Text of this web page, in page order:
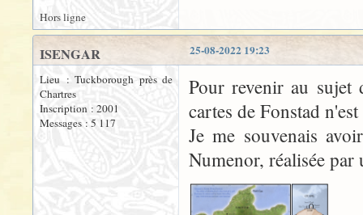
Hors ligne
25-08-2022 19:23
ISENGAR
Lieu : Tuckborough près de
Chartres
Inscription : 2001
Messages : 5 117
Pour revenir au sujet
cartes de Fonstad
Je me souvenais
Numenor, réalisée